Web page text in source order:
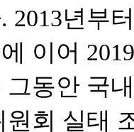
2013년부
이어
그동안 국
원회 실태